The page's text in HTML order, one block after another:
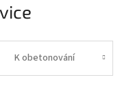
K obetonování